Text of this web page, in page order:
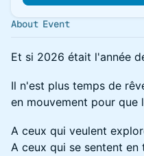
About Event
Et si 2026 était l'année
Il n'est plus temps de
en mouvement pour que
A ceux qui veulent
A ceux qui se sentent en